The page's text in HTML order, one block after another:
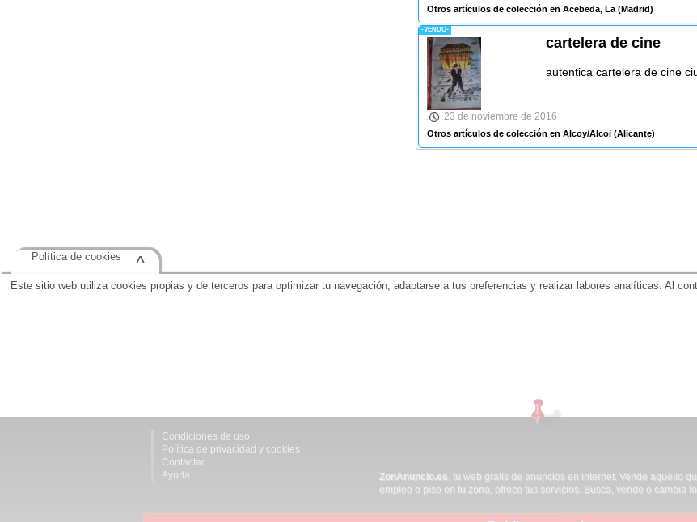
Otros artículos de colección en Acebeda, La(Madrid)
-VENDO-
cartelera de cine
autentica cartelera de cine
23 de noviembre de 2016
Otros artículos de colección en Alcoy/Alcoi(Alicante)
Condiciones de uso
Política de privacidad y cookies
Contactar
Ayuda
ZonAnuncio.es, tu web gratis de anuncios en internet. Vende aquello
empleo o piso en tu zona, ofrece tus servicios. Busca, vende o cambia
Este sitio web utiliza cookies propias y de terceros para optimizar tu navegación, adaptarse a tus preferencias y realizar labores analíticas. Al
Política de cookies ^